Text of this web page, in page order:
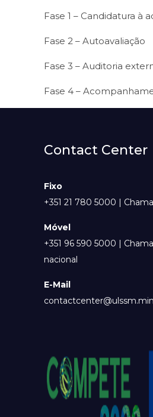
Fase 1 – Candidatura à
Fase 2 – Autoavaliação
Fase 3 – Auditoria
Fase 4 –
Contact Center
Fixo
+351 21 780 5000 |
Móvel
+351 96 590 5000 |
nacional
E-Mail